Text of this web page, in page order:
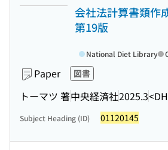
会社法計算書類作
第19版
Paper 図書
トーマツ 著中央経済社2025.3
National Diet Library
Subject Heading (ID) 01120145